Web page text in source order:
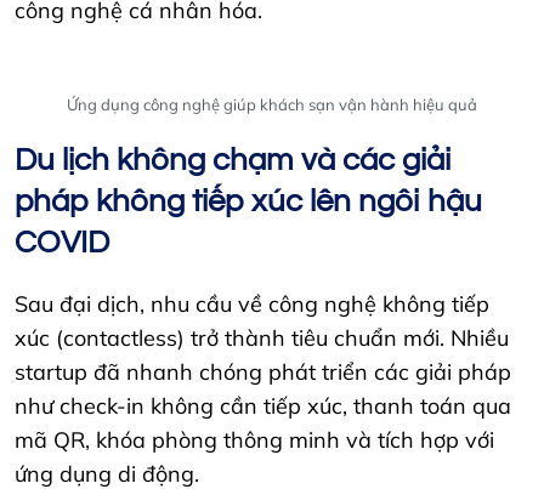
công nghệ cá nhân hóa.
Ứng dụng công nghệ giúp khách sạn vận hành hiệu quả
Du lịch không chạm và các giải
pháp không tiếp xúc lên ngôi hậu
COVID
Sau đại dịch, nhu cầu về công nghệ không tiếp
xúc (contactless) trở thành tiêu chuẩn mới. Nhiều
startup đã nhanh chóng phát triển các giải pháp
như check-in không cần tiếp xúc, thanh toán qua
mã QR, khóa phòng thông minh và tích hợp với
ứng dụng di động.